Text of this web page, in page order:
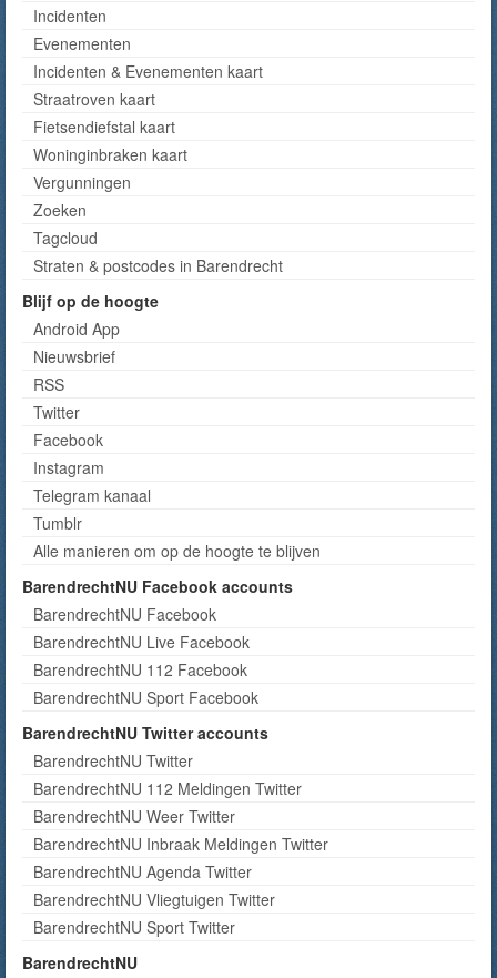
Incidenten
Evenementen
Incidenten & Evenementen kaart
Straatroven kaart
Fietsendiefstal kaart
Woninginbraken kaart
Vergunningen
Zoeken
Tagcloud
Straten & postcodes in Barendrecht
Blijf op de hoogte
Android App
Nieuwsbrief
RSS
Twitter
Facebook
Instagram
Telegram kanaal
Tumblr
Alle manieren om op de hoogte te blijven
BarendrechtNU Facebook accounts
BarendrechtNU Facebook
BarendrechtNU Live Facebook
BarendrechtNU 112 Facebook
BarendrechtNU Sport Facebook
BarendrechtNU Twitter accounts
BarendrechtNU Twitter
BarendrechtNU 112 Meldingen Twitter
BarendrechtNU Weer Twitter
BarendrechtNU Inbraak Meldingen Twitter
BarendrechtNU Agenda Twitter
BarendrechtNU Vliegtuigen Twitter
BarendrechtNU Sport Twitter
BarendrechtNU